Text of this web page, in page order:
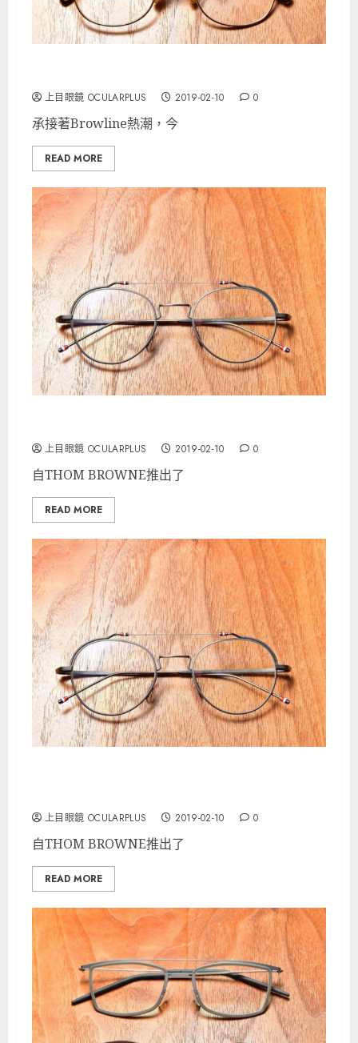
上目眼鏡 OCULARPLUS 2019-02-10 0
承接著Browline熱潮，今
READ MORE
上目眼鏡 OCULARPLUS 2019-02-10 0
自THOM BROWNE推出了
READ MORE
上目眼鏡 OCULARPLUS 2019-02-10 0
自THOM BROWNE推出了
READ MORE